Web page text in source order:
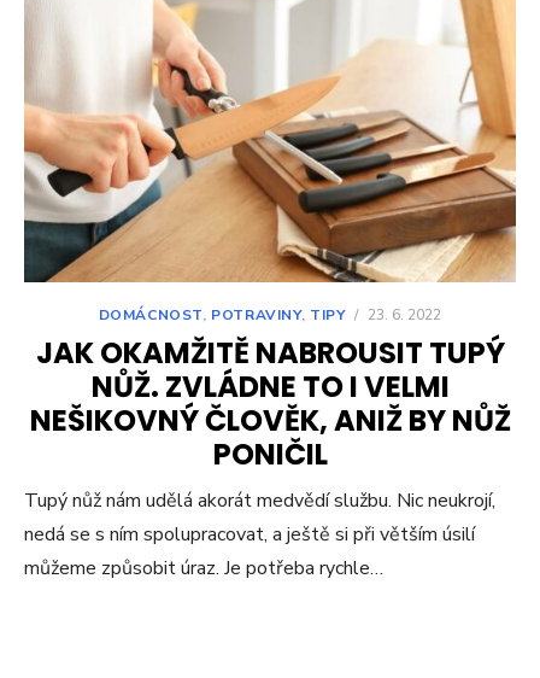
DOMÁCNOST, POTRAVINY, TIPY / 23. 6. 2022
JAK OKAMŽITĚ NABROUSIT TUPÝ
NŮŽ. ZVLÁDNE TO I VELMI
NEŠIKOVNÝ ČLOVĚK, ANIŽ BY NŮŽ
PONIČIL
Tupý nůž nám udělá akorát medvědí službu. Nic neukrojí,
nedá se s ním spolupracovat, a ještě si při větším úsilí
můžeme způsobit úraz. Je potřeba rychle…